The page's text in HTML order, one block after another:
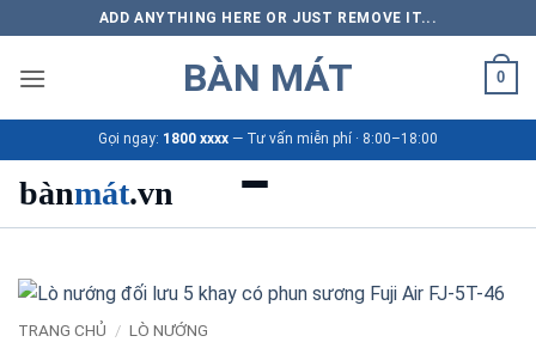
qua
nội
ADD ANYTHING HERE OR JUST REMOVE IT...
BÀN MÁT 0
Gọi ngay: 1800 xxxx — Tư vấn miễn phí · 8:00–18:00
bànmát.vn
Sản phẩm
TRANG CHỦ / LÒ NƯỚNG